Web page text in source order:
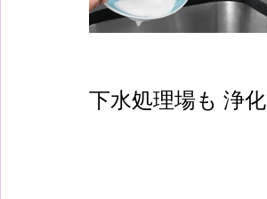
下水処理場も 浄